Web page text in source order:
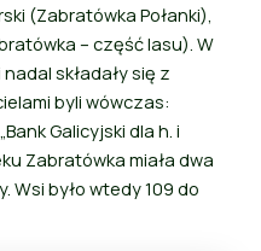
(Zabratówka Połanki),
– część lasu). W
składały się z
byli wówczas:
Galicyjski dla h. i
Zabratówka miała dwa
Wsi było wtedy 109 do